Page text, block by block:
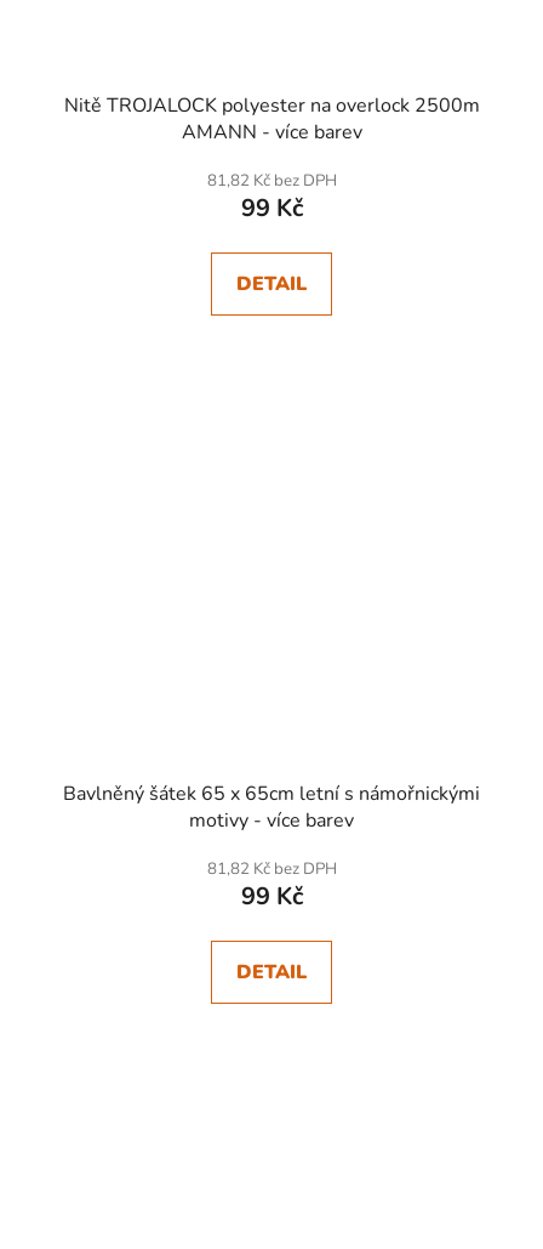
Nitě TROJALOCK polyester na overlock 2500m
AMANN - více barev
81,82 Kč bez DPH
99 Kč
DETAIL
Bavlněný šátek 65 x 65cm letní s námořnickými
motivy - více barev
81,82 Kč bez DPH
99 Kč
DETAIL